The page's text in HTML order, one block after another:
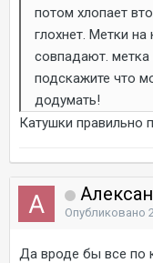
потом хлопает
глохнет. Метки на
совпадают. метка
подскажите что
додумать!
Катушки правильно
Опубликовано
Да вроде бы все по